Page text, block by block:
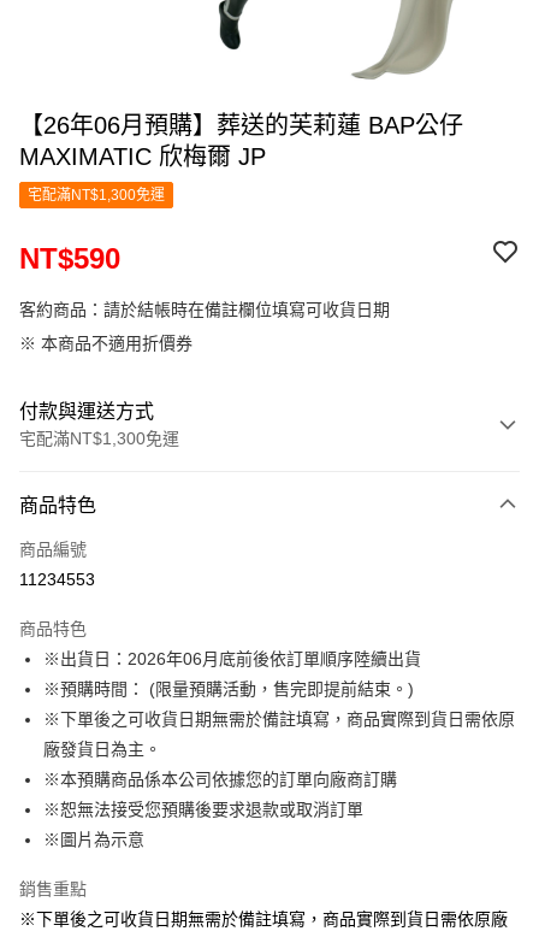
【26年06月預購】葬送的芙莉蓮 BAP公仔
MAXIMATIC 欣梅爾 JP
宅配滿NT$1,300免運
NT$590
客約商品：請於結帳時在備註欄位填寫可收貨日期
※ 本商品不適用折價券
付款與運送方式
宅配滿NT$1,300免運
信用卡一次付款
LINE Pay
悠遊付
Google Pay
ATM付款
運送方式
預購訂單-宅配專用(🔺不同預購月份建議分開結帳，避免整筆訂單等
每筆NT$100，滿NT$1,300(含以上)免運費
商品特色
商品編號
11234553
商品特色
※出貨日：2026年06月底前後依訂單順序陸續出貨
※預購時間： (限量預購活動，售完即提前結束。)
※下單後之可收貨日期無需於備註填寫，商品實際到貨日需依原
廠發貨日為主。
※本預購商品係本公司依據您的訂單向廠商訂購
※恕無法接受您預購後要求退款或取消訂單
※圖片為示意
銷售重點
※下單後之可收貨日期無需於備註填寫，商品實際到貨日需依原廠